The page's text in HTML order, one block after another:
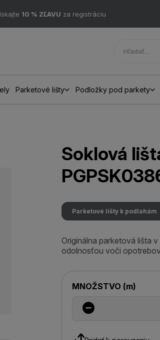
10 % ZĽAVU za registráciu
Parketové lišty Podložky pod parkety
Soklová
Parketové lišty k podlahám
Originálna parketová lišta
odolnosťou voči
MNOŽSTVO (m)